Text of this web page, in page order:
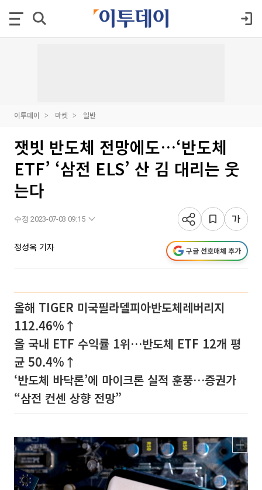
이투데이 마켓 일반
잿빗 반도체 전망에도…‘반도체
ETF’ ‘삼전 ELS’ 산 김 대리는 웃
는다
수정 2023-07-03 09:15
정성욱 기자 구글 선호매체 추가
올해 TIGER 미국필라델피아반도체레버리지
112.46%↑
올 국내 ETF 수익률 1위…반도체 ETF 12개 평
균 50.4%↑
‘반도체 바닥론’에 마이크론 실적 훈풍…증권가
“삼전 컨센 상향 전망”